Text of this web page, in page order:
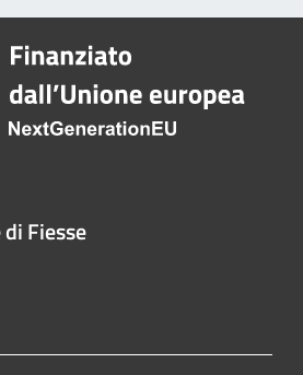
Fiesse